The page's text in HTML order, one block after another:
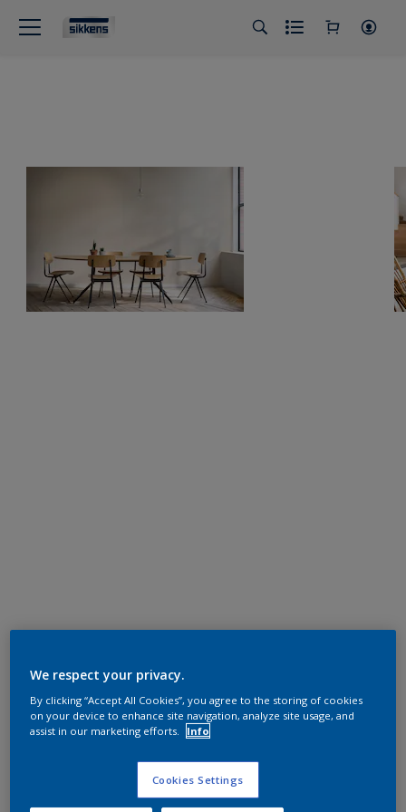
We respect your privacy.
By clicking “Accept All Cookies”, you agree to the storing of cookies
on your device to enhance site navigation, analyze site usage, and
assist in our marketing efforts.
Info
Cookies Settings